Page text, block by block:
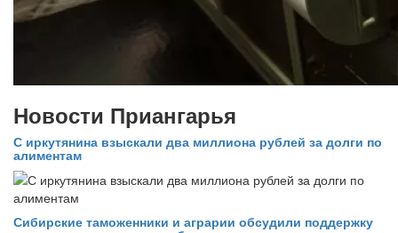
Новости Приангарья
С иркутянина взыскали два миллиона рублей за долги по
алиментам
Сибирские таможенники и аграрии обсудили поддержку